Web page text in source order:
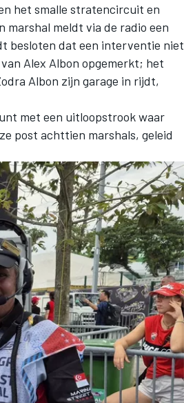
het smalle stratencircuit en
meldt via de radio een
besloten dat een interventie niet
van Alex Albon opgemerkt; het
Albon zijn garage in rijdt,
met een uitloopstrook waar
post achttien marshals, geleid